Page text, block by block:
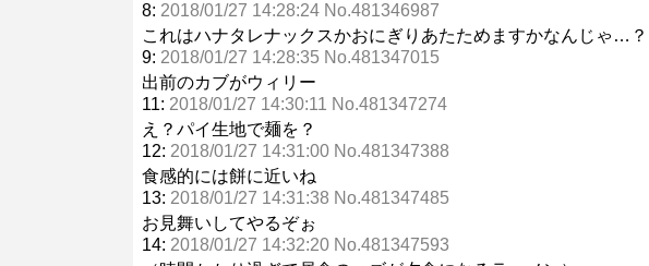
8: 2018/01/27 14:28:24 No.481346987
これはハナタレナックスかおにぎりあたためますかなんじゃ…？
9: 2018/01/27 14:28:35 No.481347015
出前のカブがウィリー
11: 2018/01/27 14:30:11 No.481347274
え？パイ生地で麺を？
12: 2018/01/27 14:31:00 No.481347388
食感的には餅に近いね
13: 2018/01/27 14:31:38 No.481347485
お見舞いしてやるぞぉ
14: 2018/01/27 14:32:20 No.481347593